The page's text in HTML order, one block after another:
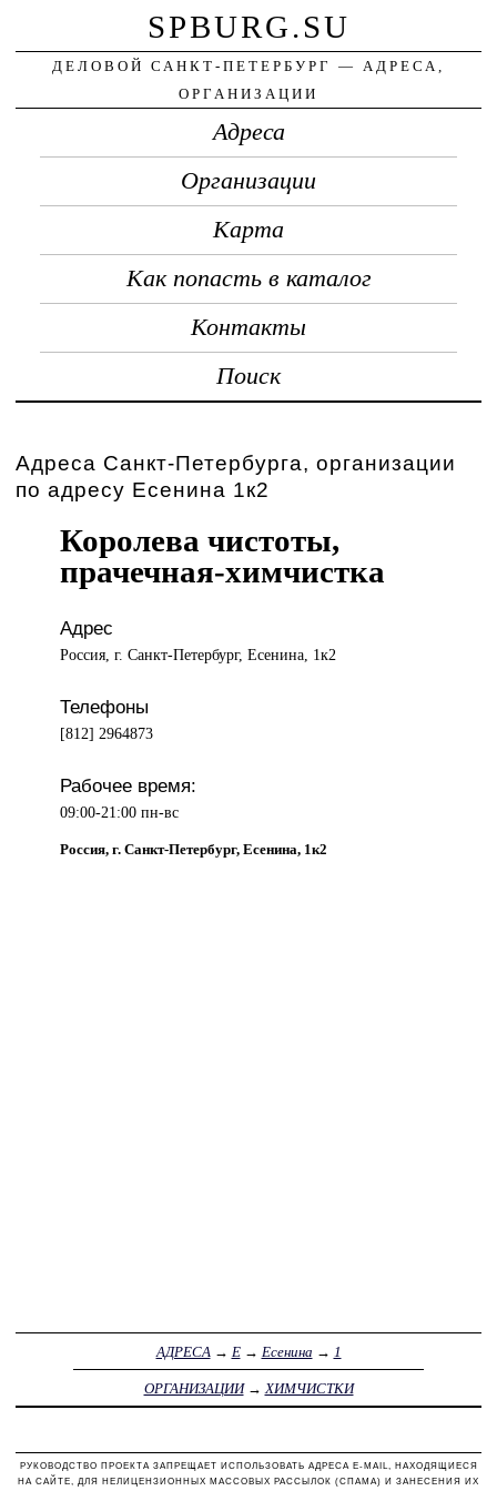
SPBURG.SU
ДЕЛОВОЙ САНКТ-ПЕТЕРБУРГ — АДРЕСА,
ОРГАНИЗАЦИИ
Адреса
Организации
Карта
Как попасть в каталог
Контакты
Поиск
Адреса Санкт-Петербурга, организации
по адресу Есенина 1к2
Королева чистоты,
прачечная-химчистка
Адрес
Россия, г. Санкт-Петербург, Есенина, 1к2
Телефоны
[812] 2964873
Рабочее время:
09:00-21:00 пн-вс
Россия, г. Санкт-Петербург, Есенина, 1к2
АДРЕСА → Е→ Есенина → 1
ОРГАНИЗАЦИИ→ ХИМЧИСТКИ
РУКОВОДСТВО ПРОЕКТА ЗАПРЕЩАЕТ ИСПОЛЬЗОВАТЬ АДРЕСА E-MAIL, НАХОДЯЩИЕСЯ
НА САЙТЕ, ДЛЯ НЕЛИЦЕНЗИОННЫХ МАССОВЫХ РАССЫЛОК (СПАМА) И ЗАНЕСЕНИЯ ИХ